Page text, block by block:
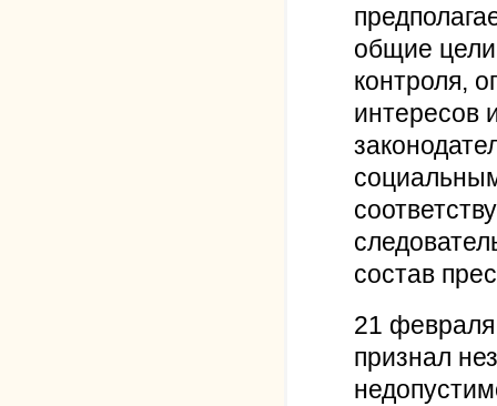
общие
контроля,
интересов
состав
21
признал